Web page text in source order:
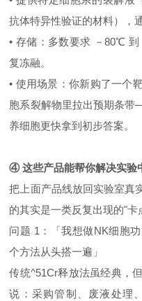
抗体特异性验证的材料），
• 存储：多数要求 －80℃
复冻融。
• 使用场景：你新购了一个
胞系裂解物里拉出预期条
养细胞更快拿到初步答案。
④ 这些产品能帮你解决实验
把上面产品线放回实验室真
的其实是一类反复出现的"卡
问题 1：「我想做NK细胞
个方法从头搭一遍」
传统^51Cr释放法虽经典，
说：采购管制、废液处理